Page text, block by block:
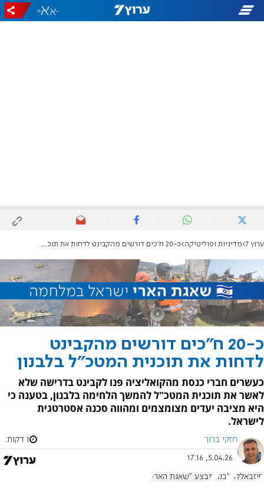
-
+
ערוץ 7 מדיניות ופוליטיקה כ-20 ח"כים דורשים מהקבינט לדחות את תוכנית המטכ"ל בלבנון
כ-20 ח"כים דורשים מהקבינט
לדחות את תוכנית המטכ"ל בלבנון
כעשרים חברי כנסת מהקואליציה פנו לקבינט בדרישה שלא
לאשר את תוכנית המטכ"ל להמשך הלחימה בלבנון, בטענה כי
היא מציבה יעדים מצומצמים ומהווה סכנה אסטרטגית
לישראל.
חזקי ברוך 1 דקות
5.04.26, 17:16
חיזבאללה לבנון מבצע "שאגת הארי"